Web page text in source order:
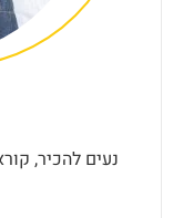
נעים להכיר,